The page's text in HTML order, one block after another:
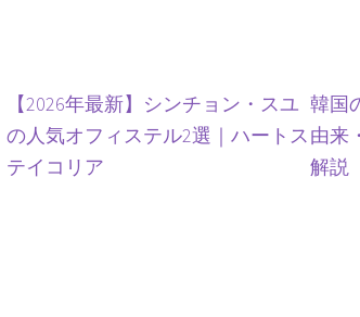
【2026年最新】シンチョン・スユ
の人気オフィステル2選｜ハートス
テイコリア
韓国
由来
解説